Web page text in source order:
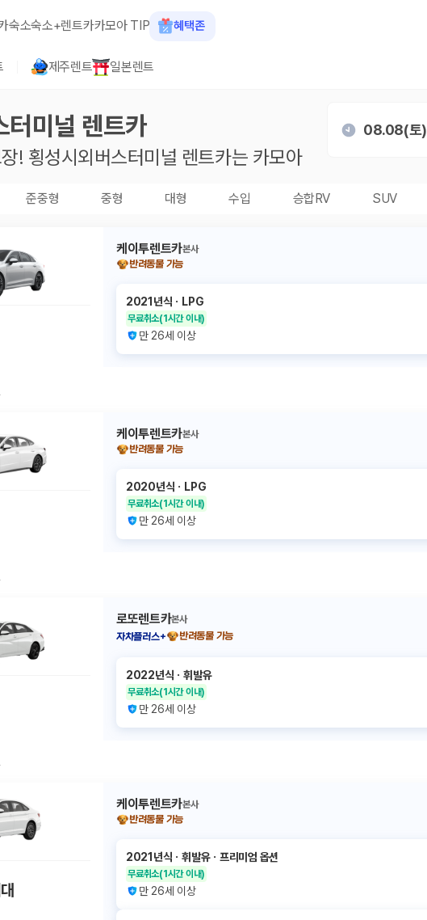
숙소숙소+렌트카카모아 TIP 혜택존
제주렌트 일본렌트
터미널 렌트카
! 횡성시외버스터미널 렌트카는 카모아
08.08(토)
준중형 중형 대형 수입 승합RV SUV
케이투렌트카본사
반려동물 가능
2021년식 ㆍ LPG
무료취소(1시간 이내)
만 26세 이상
케이투렌트카본사
반려동물 가능
2020년식 ㆍ LPG
무료취소(1시간 이내)
만 26세 이상
로또렌트카본사
자차플러스+
반려동물 가능
2022년식 ㆍ휘발유
무료취소(1시간 이내)
만 26세 이상
케이투렌트카본사
반려동물 가능
2021년식 ㆍ휘발유ㆍ 프리미엄 옵션
무료취소(1시간 이내)
만 26세 이상